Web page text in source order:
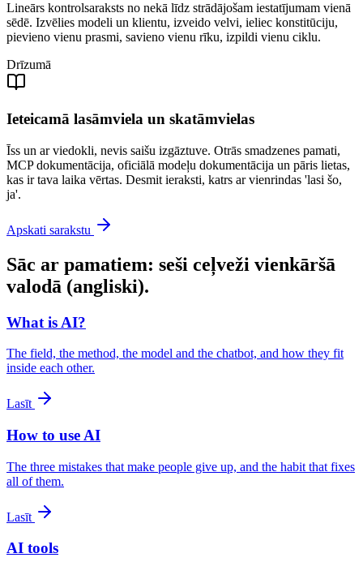
Lineārs kontrolsaraksts no nekā līdz strādājošam iestatījumam vienā
sēdē. Izvēlies modeli un klientu, izveido velvi, ieliec konstitūciju,
pievieno vienu prasmi, savieno vienu rīku, izpildi vienu ciklu.
Drīzumā
Ieteicamā lasāmviela un skatāmvielas
Īss un ar viedokli, nevis saišu izgāztuve. Otrās smadzenes pamati,
MCP dokumentācija, oficiālā modeļu dokumentācija un pāris lietas,
kas ir tava laika vērtas. Desmit ieraksti, katrs ar vienrindas 'lasi šo,
ja'.
Apskati sarakstu
Sāc ar pamatiem: seši ceļveži vienkāršā
valodā (angliski).
What is AI?
The field, the method, the model and the chatbot, and how they fit
inside each other.
Lasīt
How to use AI
The three mistakes that make people give up, and the habit that fixes
all of them.
Lasīt
AI tools